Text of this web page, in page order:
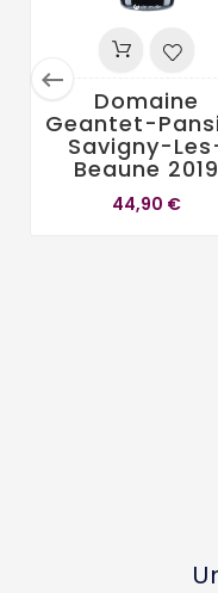

Domaine
Geantet-
Savigny-
Beaune 2019
44,90 €